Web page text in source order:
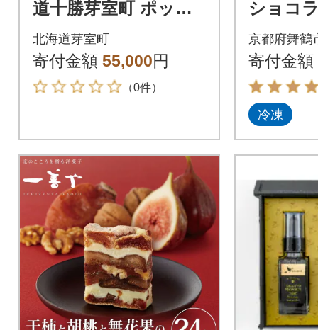
道十勝芽室町 ポップ
コーン イエロー30本
me066-003c
北海道芽室町
寄付金額 55,000円
（0件）
ショコ
京都府舞鶴
寄付金額
冷凍